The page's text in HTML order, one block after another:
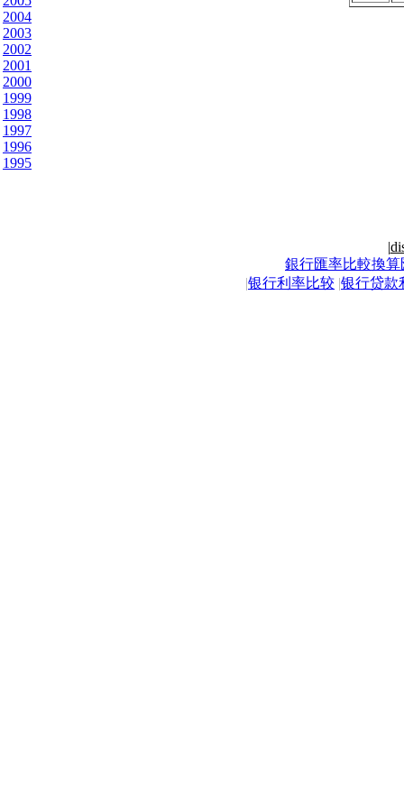
2004
2003
2002
2001
2000
1999
1998
1997
1996
1995
|
銀行匯率比較換算
|银行利率比较 |银行贷款